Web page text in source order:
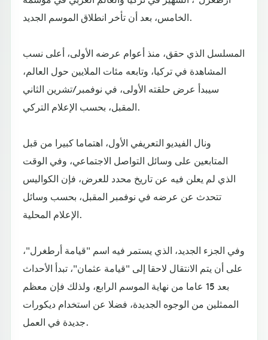
الخامس، بعد أن تأخر انطلاق الموسم الجديد.
المسلسل الذي حقق، منذ أعوام عرضه الأولى، أعلى نسب
المشاهدة في تركيا، وتابعه مئات الملايين حول العالم،
سيبدأ عرض حلقته الأولى، في نوفمبر/تشرين الثاني
المقبل، بحسب الإعلام التركي.
ونال الفيديو التعريفي الأول، اهتماما كبيرا من قبل
المتابعين على وسائل التواصل الاجتماعي، وفي الوقت
الذي لم يعلن فيه عن تاريخ محدد للعرض، فإن الكواليس
تتحدث عن عرضه في نوفمبر المقبل، بحسب وسائل
الإعلام المحلية.
وفي الجزء الجديد، الذي يستمر فيه اسم "قيامة أرطغرل"،
على أن يتم الانتقال لاحقا إلى "قيامة عثمان"، تبدأ الأحداث
بعد 15 عاما من نهاية الموسم الرابع، ولذلك فإن معظم
الممثلين من الوجوه الجديدة، فضلا عن استخدام ديكورات
جديدة في العمل.